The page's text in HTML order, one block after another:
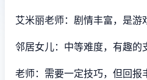
艾米丽老师：剧情丰富，是游
邻居女儿：中等难度，有趣的
老师：需要一定技巧，但回报